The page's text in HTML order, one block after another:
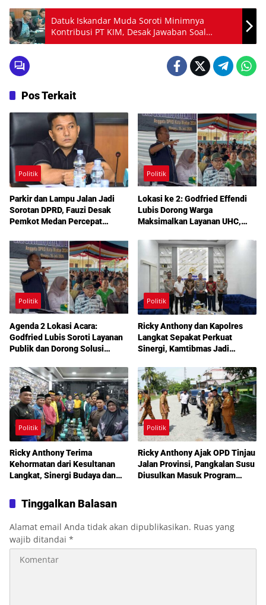
Datuk Iskandar Muda Soroti Minimnya
Kontribusi PT KIM, Desak Jawaban Soal
Tandon Air dan CSR
Pos Terkait
Politik
Parkir dan Lampu Jalan Jadi
Sorotan DPRD, Fauzi Desak
Pemkot Medan Percepat
Politik
Lokasi ke 2: Godfried Effendi
Lubis Dorong Warga
Maksimalkan Layanan UHC,
Pendidikan Mengemuka dalam
Reses Medan Amplas
Politik
Agenda 2 Lokasi Acara:
Godfried Lubis Soroti Layanan
Publik dan Dorong Solusi
DPRD Medan
Politik
Ricky Anthony dan Kapolres
Langkat Sepakat Perkuat
Sinergi, Kamtibmas Jadi
Politik
Ricky Anthony Terima
Kehormatan dari Kesultanan
Langkat, Sinergi Budaya dan
Diperkuat
Politik
Ricky Anthony Ajak OPD Tinjau
Jalan Provinsi, Pangkalan Susu
Diusulkan Masuk Program
Tinggalkan Balasan
Alamat email Anda tidak akan dipublikasikan. Ruas yang
wajib ditandai *